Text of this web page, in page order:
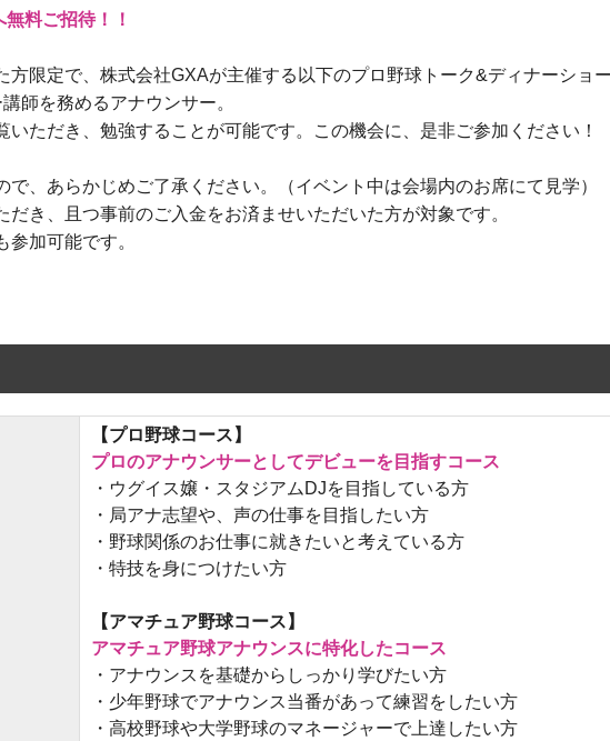
料ご招待！！
方限定で、株式会社GXAが主催する以下のプロ野球トーク&ディナーショ
師を務めるアナウンサー。
ただき、勉強することが可能です。この機会に、是非ご参加ください！
、あらかじめご了承ください。（イベント中は会場内のお席にて見学）
き、且つ事前のご入金をお済ませいただいた方が対象です。
加可能です。
【プロ野球コース】
プロのアナウンサーとしてデビューを目指すコース
・ウグイス嬢・スタジアムDJを目指している方
・局アナ志望や、声の仕事を目指したい方
・野球関係のお仕事に就きたいと考えている方
・特技を身につけたい方
【アマチュア野球コース】
アマチュア野球アナウンスに特化したコース
・アナウンスを基礎からしっかり学びたい方
・少年野球でアナウンス当番があって練習をしたい方
・高校野球や大学野球のマネージャーで上達したい方